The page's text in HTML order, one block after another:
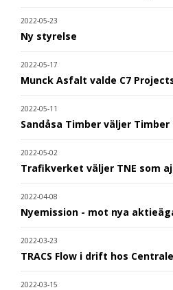
2022-05-23
Ny styrelse
2022-05-17
Munck Asfalt valde C7
2022-05-11
Sandåsa Timber väljer Timber
2022-05-02
Trafikverket väljer TNE som
2022-04-08
Nyemission - mot nya
2022-03-23
TRACS Flow i drift hos
2022-03-15